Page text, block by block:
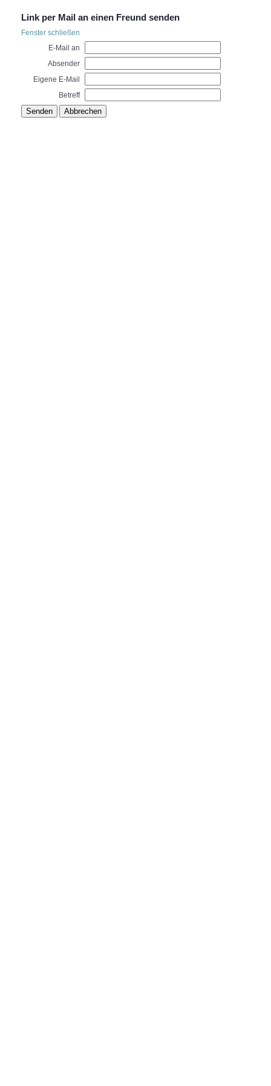
Link per Mail an einen Freund senden
Fenster schließen
E-Mail an
Absender
Eigene E-Mail
Betreff
Senden Abbrechen